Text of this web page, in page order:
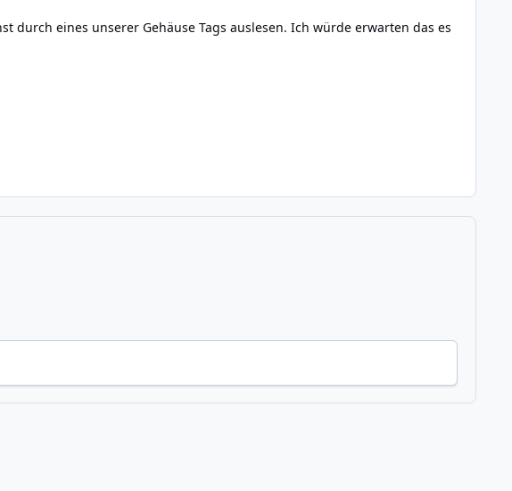
durch eines unserer Gehäuse Tags auslesen. Ich würde erwarten das es